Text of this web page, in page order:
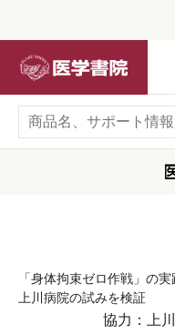
「身体拘束ゼロ作戦」の実
上川病院の試みを検証
協力：上